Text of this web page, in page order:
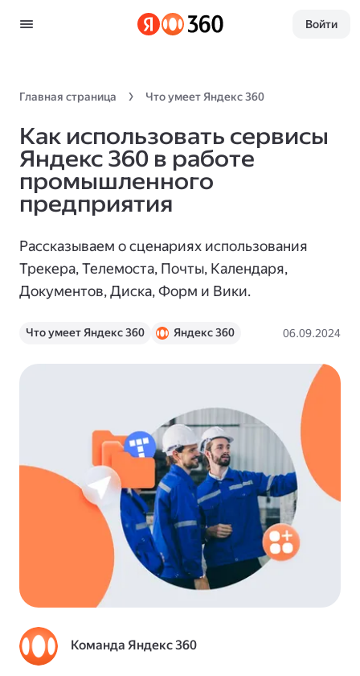
Войти
Главная страница Что умеет Яндекс 360
Как использовать сервисы
Яндекс 360 в работе
промышленного
предприятия
Рассказываем о сценариях использования
Трекера, Телемоста, Почты, Календаря,
Документов, Диска, Форм и Вики.
Что умеет Яндекс 360 Яндекс 360 06.09.2024
Команда Яндекс 360